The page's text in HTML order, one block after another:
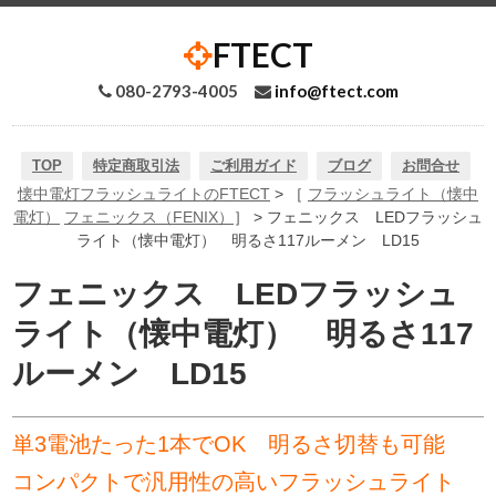
FTECT
080-2793-4005 info@ftect.com
TOP 特定商取引法 ご利用ガイド ブログ お問合せ
懐中電灯フラッシュライトのFTECT > ［ フラッシュライト（懐中
電灯）
フェニックス（FENIX）
］ > フェニックス LEDフラッシュ
ライト（懐中電灯） 明るさ117ルーメン LD15
フェニックス LEDフラッシュ
ライト（懐中電灯） 明るさ117
ルーメン LD15
単3電池たった1本でOK 明るさ切替も可能
コンパクトで汎用性の高いフラッシュライト